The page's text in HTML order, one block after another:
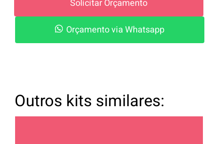
Solicitar Orçamento
Orçamento via Whatsapp
Outros kits similares: